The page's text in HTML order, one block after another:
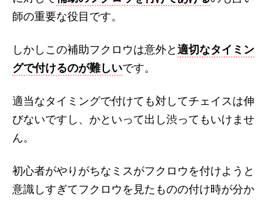
師の重要な役目です。
しかしこの補助フクロウは意外と適切なタイミン
グで付けるのが難しいです。
適当なタイミングで付けても対してチェイスは伸
びないですし、かといって出し渋ってもいけませ
ん。
初心者がやりがちなミスがフクロウを付けようと
意識しすぎてフクロウを見たものの付け時が分か